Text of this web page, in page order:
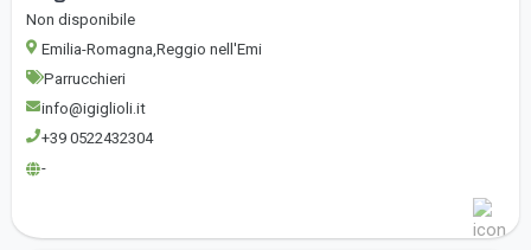
Non disponibile
Emilia-Romagna,Reggio nell'Emi
Parrucchieri
info@igiglioli.it
+39 0522432304
-